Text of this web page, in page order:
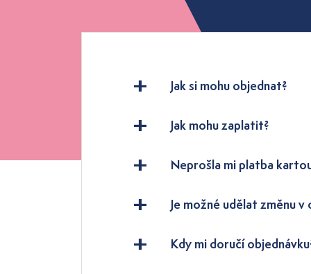
Jak si mohu objednat?
Jak mohu zaplatit?
Neprošla mi platba
Je možné udělat změnu v
Kdy mi doručí